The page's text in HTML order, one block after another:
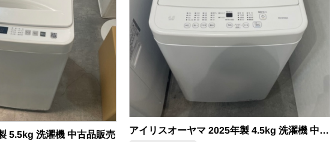
5.5kg 洗濯機 中古品販売 アイリスオーヤマ 2025年製 4.5kg 洗濯機 中古品販売